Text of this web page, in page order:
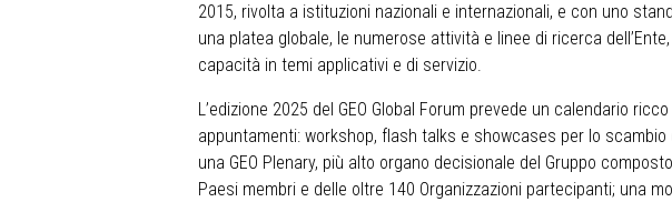
2015, rivolta a istituzioni nazionali e internazionali, e con uno
una platea globale, le numerose attività e linee di ricerca
capacità in temi applicativi e di servizio.
L’edizione 2025 del GEO Global Forum prevede un calendario
appuntamenti: workshop, flash talks e showcases per lo
una GEO Plenary, più alto organo decisionale del Gruppo
Paesi membri e delle oltre 140 Organizzazioni partecipanti; una